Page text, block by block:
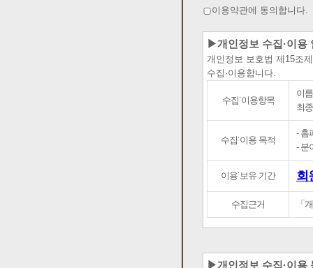
이용약관에 동의합니다.
▶개인정보 수집·이용
개인정보 보호법 제15조
수집·이용합니다.
수집˙이용항목
이
최
수집˙이용 목적
- 홈
- 분
이용˙보유 기간 회
수집근거 「
▶개인정보 수집·이용